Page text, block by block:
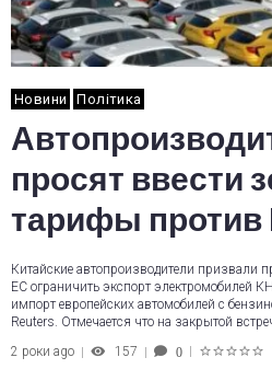
Новини Політика
просят ввести
тарифы против
Китайские автопроизводители призвали
ЕС ограничить экспорт электромобилей
импорт европейских автомобилей с
Reuters. Отмечается что на закрытой
2 роки ago
157 0